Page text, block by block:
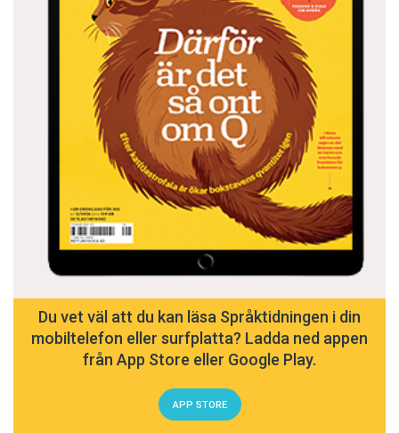
Du vet väl att du kan läsa Språktidningen i din
mobiltelefon eller surfplatta? Ladda ned appen
från App Store eller Google Play.
APP STORE